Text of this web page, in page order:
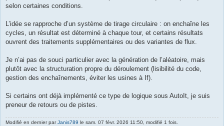
selon certaines conditions.
L’idée se rapproche d’un système de tirage circulaire : on enchaîne les
cycles, un résultat est déterminé à chaque tour, et certains résultats
ouvrent des traitements supplémentaires ou des variantes de flux.
Je n’ai pas de souci particulier avec la génération de l’aléatoire, mais
plutôt avec la structuration propre du déroulement (lisibilité du code,
gestion des enchaînements, éviter les usines à If).
Si certains ont déjà implémenté ce type de logique sous AutoIt, je suis
preneur de retours ou de pistes.
Modifié en dernier parJanis789 le sam. 07 févr. 2026 11:50, modifié 1 fois.